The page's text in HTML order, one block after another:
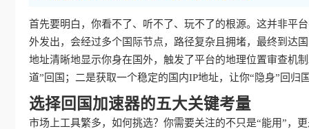
首先要明白，你看不了、听不了、玩不了的根源。这并非平
外发出，会经过多个国际节点，路径复杂且拥堵，最终到达
地址清晰地显示你身在国外，触发了平台的地理位置审查机
道”回国；二是获取一个稳定的国内IP地址，让你“隐身”回归
选择回国加速器的五大关键考量
市场上工具繁多，如何挑选？你需要关注的不只是“能用”，